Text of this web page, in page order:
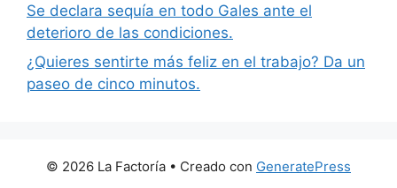
Se declara sequía en todo Gales ante el
deterioro de las condiciones.
¿Quieres sentirte más feliz en el trabajo? Da un
paseo de cinco minutos.
© 2026 La Factoría • Creado con GeneratePress